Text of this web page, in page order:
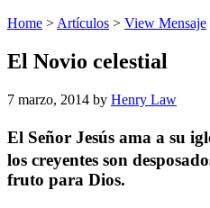
Home > Artículos > View Mensaje
El Novio celestial
7 marzo, 2014 by Henry Law
El Señor Jesús ama a su
los creyentes son
fruto para Dios.